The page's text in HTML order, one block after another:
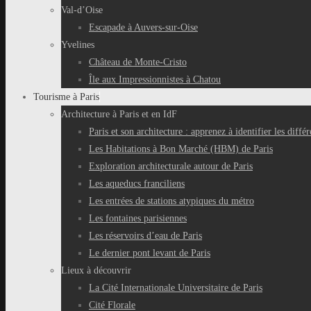
Val-d’Oise
Escapade à Auvers-sur-Oise
Yvelines
Château de Monte-Cristo
Île aux Impressionnistes à Chatou
Tourisme à Paris
Architecture à Paris et en IdF
Paris et son architecture : apprenez à identifier les
Les Habitations à Bon Marché (HBM) de Paris
Exploration architecturale autour de Paris
Les aqueducs franciliens
Les entrées de stations atypiques du métro
Les fontaines parisiennes
Les réservoirs d’eau de Paris
Le dernier pont levant de Paris
Lieux à découvrir
La Cité Internationale Universitaire de Paris
Cité Florale